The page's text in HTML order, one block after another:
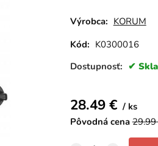
Výrobca: KORUM
Kód: K0300016
Dostupnosť:
28.49€
ks
Pôvodná cena 29.99